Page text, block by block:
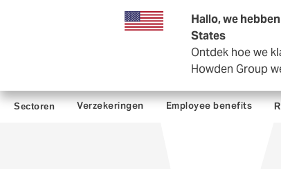
Hallo, we
States
Ontdek hoe we
Howden Group
Private Insurance
Sectoren Verzekeringen Employee benefits